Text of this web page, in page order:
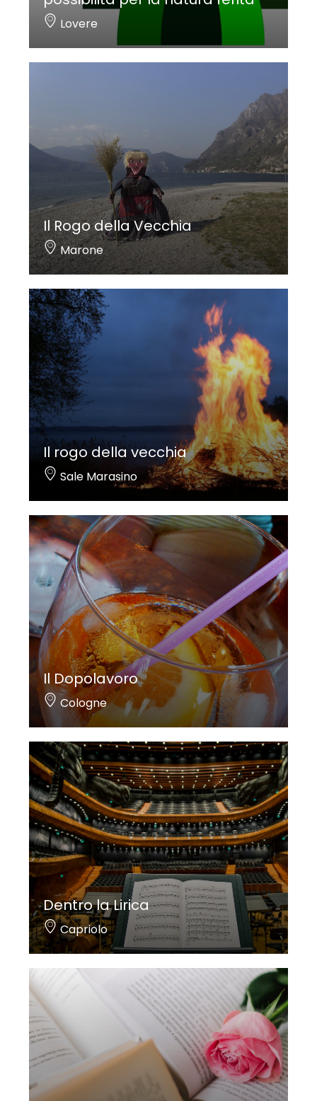
Lovere
Il Rogo della Vecchia
Marone
Il rogo della vecchia
Sale Marasino
Il Dopolavoro
Cologne
Dentro la Lirica
Capriolo